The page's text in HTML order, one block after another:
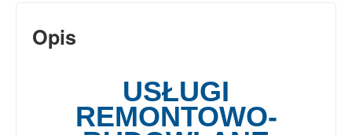
Opis
USŁUGI
REMONTOWO-